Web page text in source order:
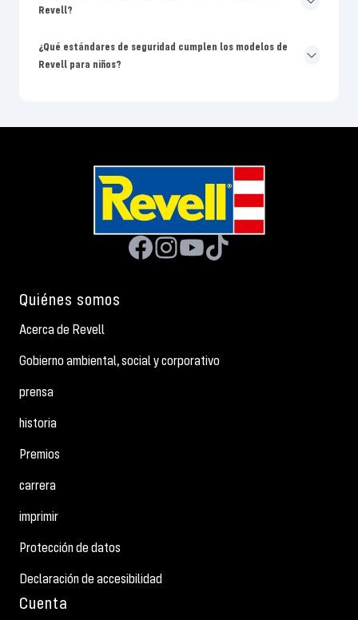
Revell?
¿Qué estándares de seguridad cumplen los modelos de
Revell para niños?
Quiénes somos
Acerca de Revell
Gobierno ambiental, social y corporativo
prensa
historia
Premios
carrera
imprimir
Protección de datos
Declaración de accesibilidad
Cuenta